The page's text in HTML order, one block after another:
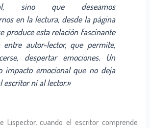
sino que deseamos
en la lectura, desde la página
produce esta relación fascinante
entre autor-lector, que permite,
despertar emociones. Un
impacto emocional que no deja
escritor ni al lector.»
Lispector, cuando el escritor comprende